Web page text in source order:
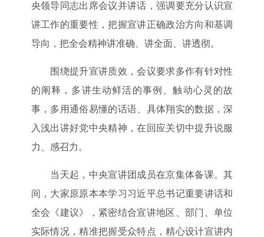
央领导同志出席会议并讲话，强调要充分认识宣
讲工作的重要性，把握宣讲正确政治方向和基调
导向，把全会精神讲准确、讲全面、讲透彻。
围绕提升宣讲质效，会议要求多作有针对性
的阐释，多讲生动鲜活的事例、触动心灵的故
事，多用通俗易懂的话语、具体翔实的数据，深
入浅出讲好党中央精神，在回应关切中提升说服
力、感召力。
当天起，中央宣讲团成员在京集体备课。其
间，大家原原本本学习习近平总书记重要讲话和
全会《建议》，紧密结合宣讲地区、部门、单位
实际情况，精准把握受众特点，精心设计宣讲内